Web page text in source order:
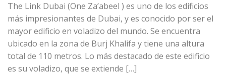
The Link Dubai (One Za’abeel ) es uno de los edificios
más impresionantes de Dubai, y es conocido por ser el
mayor edificio en voladizo del mundo. Se encuentra
ubicado en la zona de Burj Khalifa y tiene una altura
total de 110 metros. Lo más destacado de este edificio
es su voladizo, que se extiende […]